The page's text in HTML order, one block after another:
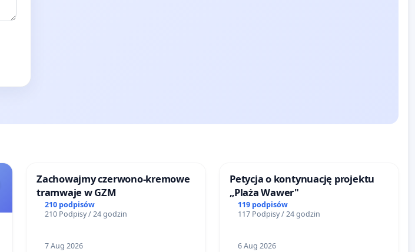
Zachowajmy czerwono-kremowe
tramwaje w GZM
210 podpisów
210 Podpisy / 24 godzin
7 Aug 2026
Petycja o kontynuację projektu
„Plaża Wawer"
119 podpisów
117 Podpisy / 24 godzin
6 Aug 2026